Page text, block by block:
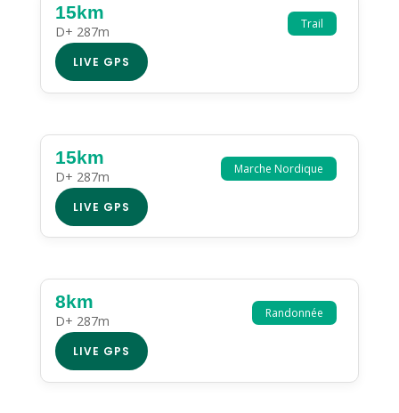
Trail
15km
D+ 287m
LIVE GPS
Marche Nordique
15km
D+ 287m
LIVE GPS
Randonnée
8km
D+ 287m
LIVE GPS